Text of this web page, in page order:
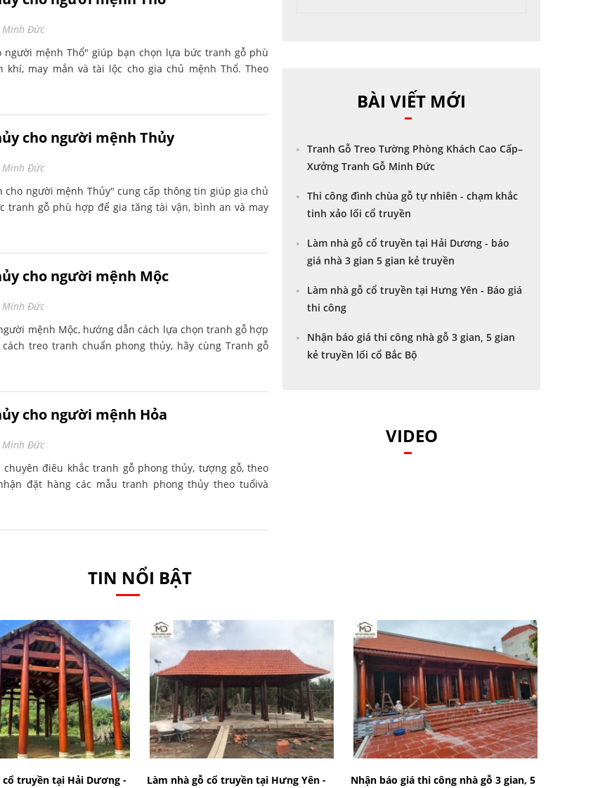
Minh Đức
người mệnh Thổ" giúp bạn chọn lựa bức tranh gỗ phù
khí, may mắn và tài lộc cho gia chủ mệnh Thổ. Theo
cho người mệnh Thủy
Minh Đức
cho người mệnh Thủy" cung cấp thông tin giúp gia chủ
tranh gỗ phù hợp để gia tăng tài vận, bình an và may
cho người mệnh Mộc
Minh Đức
mệnh Mộc, hướng dẫn cách lựa chọn tranh gỗ hợp
treo tranh chuẩn phong thủy, hãy cùng Tranh gỗ
cho người mệnh Hỏa
Minh Đức
điêu khắc tranh gỗ phong thủy, tượng gỗ, theo
đặt hàng các mẫu tranh phong thủy theo tuổivà
BÀI VIẾT MỚI
Tranh Gỗ Treo Tường Phòng Khách Cao Cấp–
Xưởng Tranh Gỗ Minh Đức
Thi công đình chùa gỗ tự nhiên - chạm khắc
tinh xảo lối cổ truyền
Làm nhà gỗ cổ truyền tại Hải Dương - báo
giá nhà 3 gian 5 gian kẻ truyền
Làm nhà gỗ cổ truyền tại Hưng Yên - Báo giá
thi công
Nhận báo giá thi công nhà gỗ 3 gian, 5 gian
kẻ truyền lối cổ Bắc Bộ
VIDEO
TIN NỔI BẬT
cổ truyền tại Hải Dương -
Làm nhà gỗ cổ truyền tại Hưng Yên -
Nhận báo giá thi công nhà gỗ 3 gian, 5